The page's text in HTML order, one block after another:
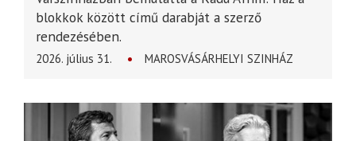
blokkok között című darabját a szerző
rendezésében.
2026. július 31. MAROSVÁSÁRHELYI SZINHÁZ